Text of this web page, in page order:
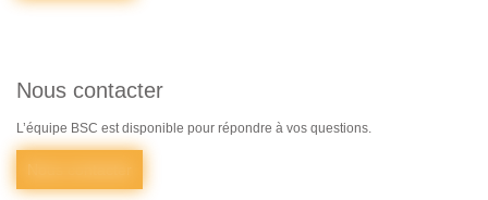
Nous contacter
L’équipe BSC est disponible pour répondre à vos questions.